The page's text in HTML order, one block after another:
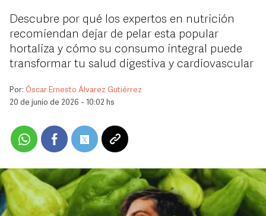
Descubre por qué los expertos en nutrición
recomiendan dejar de pelar esta popular
hortaliza y cómo su consumo integral puede
transformar tu salud digestiva y cardiovascular
Por: Óscar Ernesto Álvarez Gutiérrez
20 de junio de 2026 - 10:02 hs